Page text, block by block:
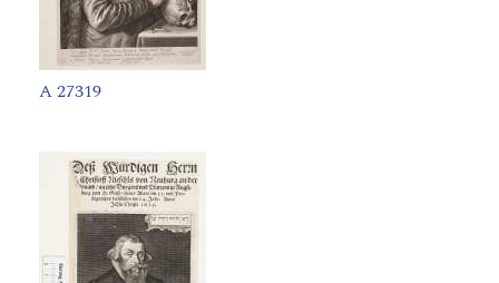
A 27319